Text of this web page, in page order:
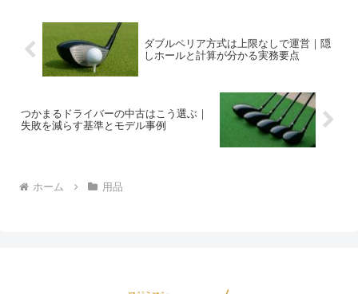
ダブルペリア方式は上限なしで運営｜隠
しホールと計算が分かる実務要点
つかまるドライバーの中古はこう選ぶ｜
失敗を減らす基準とモデル事例
ホーム 用品